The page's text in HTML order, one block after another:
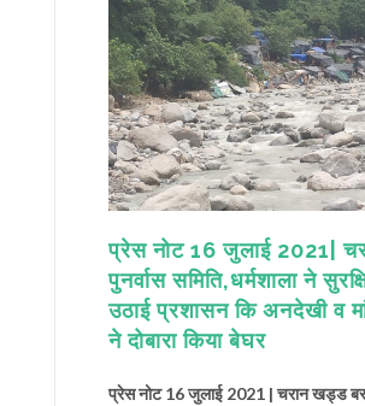
प्रेस नोट 16 जुलाई 2021|
पुनर्वास समिति,धर्मशाला ने
उठाई प्रशासन कि अनदेखी व
ने दोबारा किया बेघर
प्रेस नोट 16 जुलाई 2021 | चरान खड्ड